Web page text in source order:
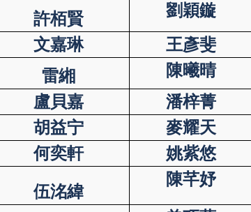
許栢賢
劉穎鏇
文嘉琳
王彥斐
雷緗
陳曦晴
盧貝嘉
潘梓菁
胡益宁
麥耀天
何奕軒
姚紫悠
伍洺緯
陳芊妤